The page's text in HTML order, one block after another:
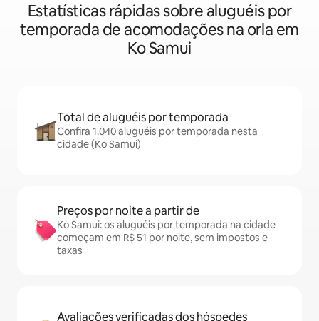
Estatísticas rápidas sobre aluguéis por
temporada de acomodações na orla em
Ko Samui
Total de aluguéis por temporada
Confira 1.040 aluguéis por temporada nesta
cidade (Ko Samui)
Preços por noite a partir de
Ko Samui: os aluguéis por temporada na cidade
começam em R$ 51 por noite, sem impostos e
taxas
Avaliações verificadas dos hóspedes